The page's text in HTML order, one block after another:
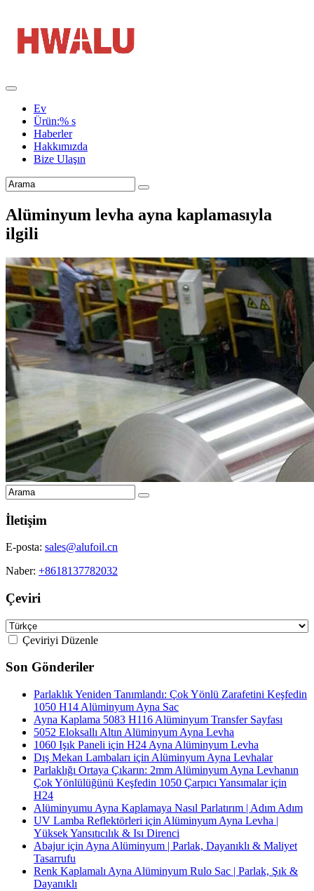
Ev
Ürün:% s
Haberler
Hakkımızda
Bize Ulaşın
Alüminyum levha ayna kaplamasıyla
ilgili
İletişim
E-posta: sales@alufoil.cn
Naber: +8618137782032
Çeviri
Çeviriyi Düzenle
Son Gönderiler
Parlaklık Yeniden Tanımlandı: Çok Yönlü Zarafetini Keşfedin
1050 H14 Alüminyum Ayna Sac
Ayna Kaplama 5083 H116 Alüminyum Transfer Sayfası
5052 Eloksallı Altın Alüminyum Ayna Levha
1060 Işık Paneli için H24 Ayna Alüminyum Levha
Dış Mekan Lambaları için Alüminyum Ayna Levhalar
Parlaklığı Ortaya Çıkarın: 2mm Alüminyum Ayna Levhanın
Çok Yönlülüğünü Keşfedin 1050 Çarpıcı Yansımalar için
H24
Alüminyumu Ayna Kaplamaya Nasıl Parlatırım | Adım Adım
UV Lamba Reflektörleri için Alüminyum Ayna Levha |
Yüksek Yansıtıcılık & Isı Direnci
Abajur için Ayna Alüminyum | Parlak, Dayanıklı & Maliyet
Tasarrufu
Renk Kaplamalı Ayna Alüminyum Rulo Sac | Parlak, Şık &
Dayanıklı